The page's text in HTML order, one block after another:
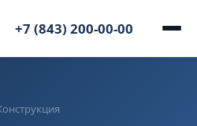
+7 (843) 200-00-00